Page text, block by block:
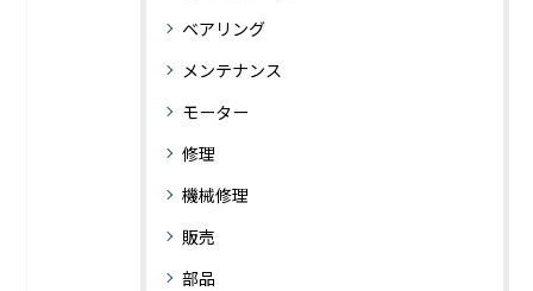
ベアリング
メンテナンス
モーター
修理
機械修理
販売
部品